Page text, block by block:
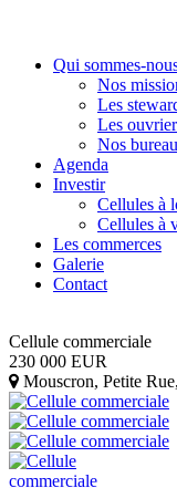
Qui sommes-
Nos
Les
Les
Nos
Agenda
Investir
Cellules à
Cellules à
Les commerces
Galerie
Contact
Cellule commerciale
230 000 EUR
Mouscron, Petite